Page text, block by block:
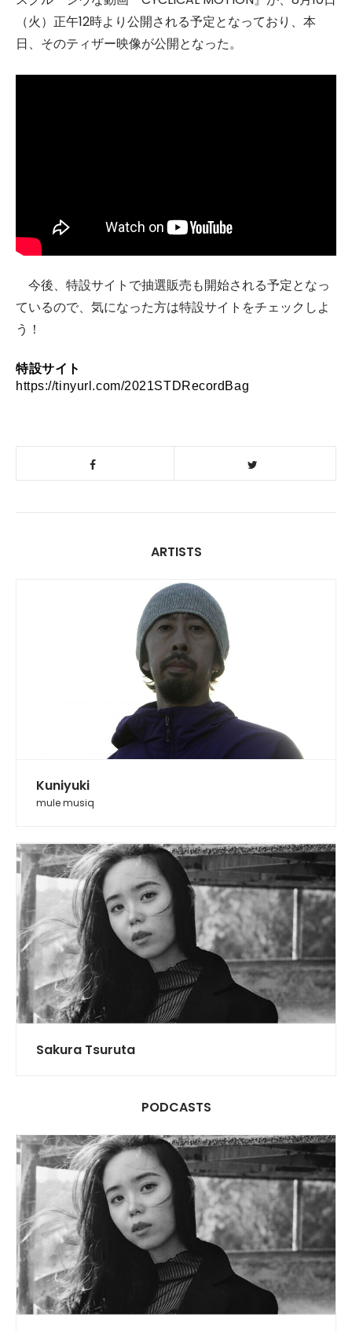
（火）正午12時より公開される予定となっており、本
日、そのティザー映像が公開となった。
今後、特設サイトで抽選販売も開始される予定となっ
ているので、気になった方は特設サイトをチェックしよ
う！
特設サイト
https://tinyurl.com/2021STDRecordBag
ARTISTS
Kuniyuki
mule musiq
Sakura Tsuruta
PODCASTS